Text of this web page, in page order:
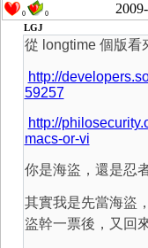
0 0
LGJ
從 longtime 個版看
http://
59257
http://
macs-or-vi
你是海盜，還是忍
其實我是先當海盜
盜幹一票後，又回